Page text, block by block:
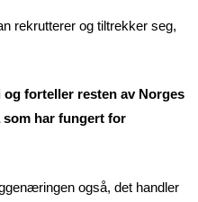
rekrutterer og tiltrekker seg,
forteller resten av Norges
har fungert for
også, det handler